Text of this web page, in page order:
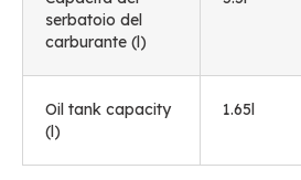
serbatoio del
carburante (l)
Oil tank capacity
(l)
1.65l